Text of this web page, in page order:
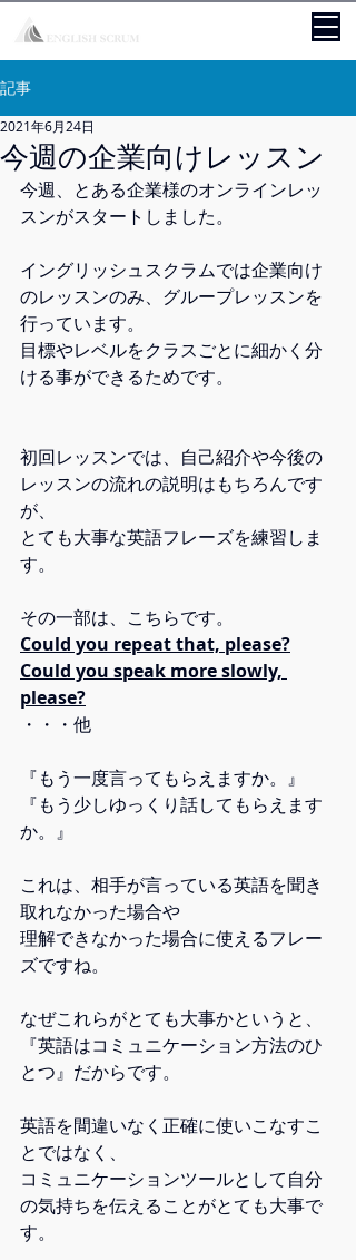
記事
今週の企業向けレッスン
2021年6月24日
今週、とある企業様のオンラインレッ
スンがスタートしました。
イングリッシュスクラムでは企業向け
のレッスンのみ、グループレッスンを
行っています。
目標やレベルをクラスごとに細かく分
ける事ができるためです。
初回レッスンでは、自己紹介や今後の
レッスンの流れの説明はもちろんです
が、
とても大事な英語フレーズを練習しま
す。
その一部は、こちらです。
Could you repeat that, please?
Could you speak more slowly,
please?
・・・他
『もう一度言ってもらえますか。』
『もう少しゆっくり話してもらえます
か。』
これは、相手が言っている英語を聞き
取れなかった場合や
理解できなかった場合に使えるフレー
ズですね。
なぜこれらがとても大事かというと、
『英語はコミュニケーション方法のひ
とつ』だからです。
英語を間違いなく正確に使いこなすこ
とではなく、
コミュニケーションツールとして自分
の気持ちを伝えることがとても大事で
す。